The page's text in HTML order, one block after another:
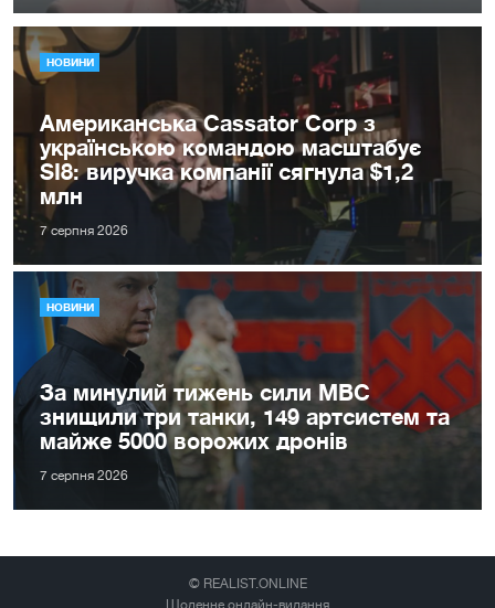
НОВИНИ
Американська Cassator Corp з
українською командою масштабує
SI8: виручка компанії сягнула $1,2
млн
7 серпня 2026
НОВИНИ
За минулий тижень сили МВС
знищили три танки, 149 артсистем та
майже 5000 ворожих дронів
7 серпня 2026
© REALIST.ONLINE
Щоденне онлайн-видання